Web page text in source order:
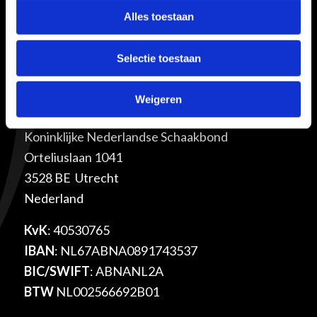
Alles toestaan
Selectie toestaan
Weigeren
en met plezier kunnen schaken. Kijkhier voor
of stuur een bericht naar
Meldpunt Veilige & Eerlijke Schaaksport.
De Weerelt van Sport
Koninklijke Nederlandse Schaakbond
Orteliuslaan 1041
3528 BE Utrecht
Nederland
KvK: 40530765
IBAN: NL67ABNA0891743537
BIC/SWIFT: ABNANL2A
BTWNL002566692B01